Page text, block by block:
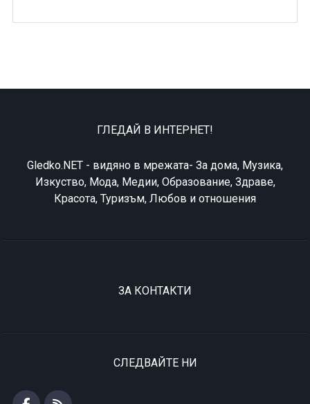
ГЛЕДАЙ В ИНТЕРНЕТ!
Gledko.NET - видяно в мрежата- За дома, Музика,
Изкуство, Мода, Медии, Образование, Здраве,
Красота, Туризъм, Любов и отношения
ЗА КОНТАКТИ
СЛЕДВАЙТЕ НИ